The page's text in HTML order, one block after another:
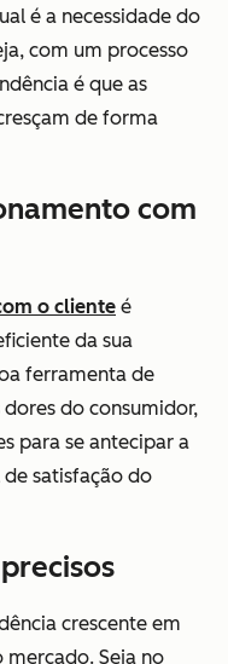
é a necessidade do
com um processo
é que as
de forma
com
o cliente é
da sua
ferramenta de
do consumidor,
para se antecipar a
de satisfação do
crescente em
mercado. Seja no